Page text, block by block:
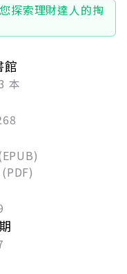
探索理財達人的掏
館
本